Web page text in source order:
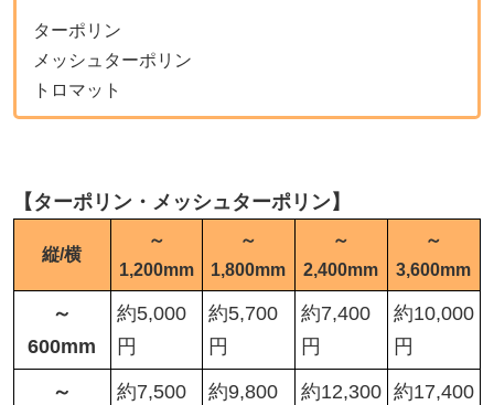
ターポリン
メッシュターポリン
トロマット
【ターポリン・メッシュターポリン】
縦/横
～
1,200mm
～
1,800mm
～
2,400mm
～
3,600mm
～
600mm
約5,000
円
約5,700
円
約7,400
円
約10,000
円
～
約7,500
約9,800
約12,300 約17,400